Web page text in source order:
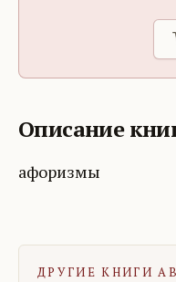
Описание
афоризмы
ДРУГИЕ КНИГИ